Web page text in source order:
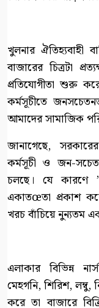
খুলনার ঐতিহ্যবাহী
বাজারের চিত্রটা
প্রতিযোগীতা শুরু
কর্মসূচীতে
আমাদের সামাজিক
জানাগেছে,
কর্মসূচী ও জন-
চলছে। যে কারণে
একাতœতা প্রকাশ
খরচ বাঁচিয়ে নুন্যতম
এলাকার বিভিন্ন
মেহগনি, শিরিশ, লম্বু,
করে তা বাজারে